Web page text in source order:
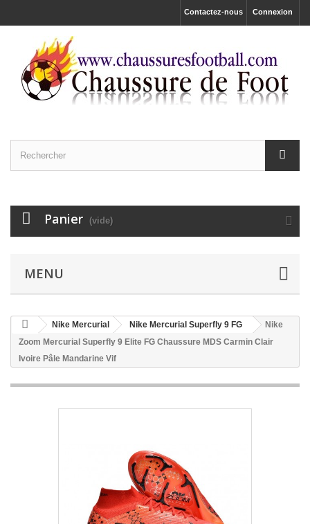
Connexion
Contactez-nous
Panier (vide)
MENU
Nike Mercurial Nike Mercurial Superfly 9 FG
Nike
Zoom Mercurial Superfly 9 Elite FG Chaussure MDS Carmin Clair
Ivoire Pâle Mandarine Vif